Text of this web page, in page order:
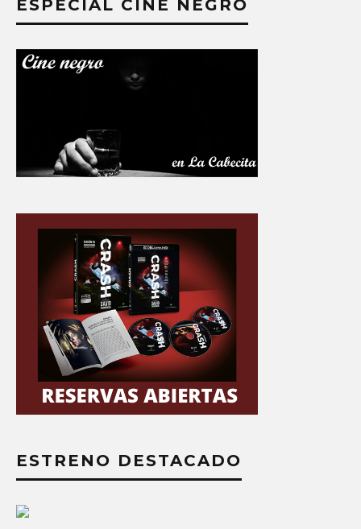
ESPECIAL CINE NEGRO
ESTRENO DESTACADO